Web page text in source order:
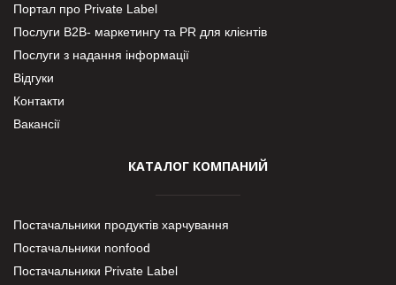
Портал про Private Label
Послуги В2В- маркетингу та PR для клієнтів
Послуги з надання інформації
Відгуки
Контакти
Вакансії
КАТАЛОГ КОМПАНИЙ
Постачальники продуктів харчування
Постачальники nonfood
Постачальники Private Label